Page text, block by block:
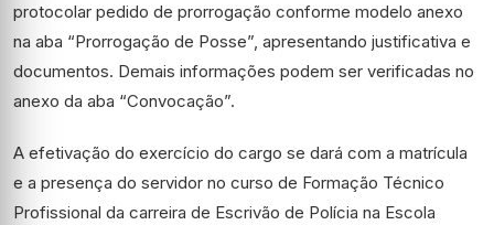
protocolar pedido de prorrogação conforme modelo anexo
na aba “Prorrogação de Posse”, apresentando justificativa e
documentos. Demais informações podem ser verificadas no
anexo da aba “Convocação”.
A efetivação do exercício do cargo se dará com a matrícula
e a presença do servidor no curso de Formação Técnico
Profissional da carreira de Escrivão de Polícia na Escola